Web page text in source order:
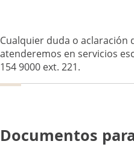
Cualquier duda o aclaración
atenderemos en servicios
154 9000 ext. 221.
Documentos